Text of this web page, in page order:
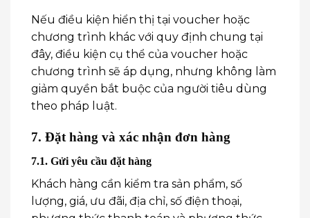
Nếu điều kiện hiển thị tại voucher hoặc
chương trình khác với quy định chung tại
đây, điều kiện cụ thể của voucher hoặc
chương trình sẽ áp dụng, nhưng không làm
giảm quyền bắt buộc của người tiêu dùng
theo pháp luật.
7. Đặt hàng và xác nhận đơn hàng
7.1. Gửi yêu cầu đặt hàng
Khách hàng cần kiểm tra sản phẩm, số
lượng, giá, ưu đãi, địa chỉ, số điện thoại,